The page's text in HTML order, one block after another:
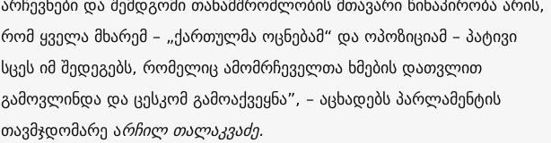
რომ ყველა მხარემ – „ქართულმა ოცნებამ“ და ოპოზიციამ – პატივი
სცეს იმ შედეგებს, რომელიც ამომრჩეველთა ხმების დათვლით
გამოვლინდა და ცესკომ გამოაქვეყნა”, – აცხადებს პარლამენტის
თავმჯდომარე არჩილ თალაკვაძე.